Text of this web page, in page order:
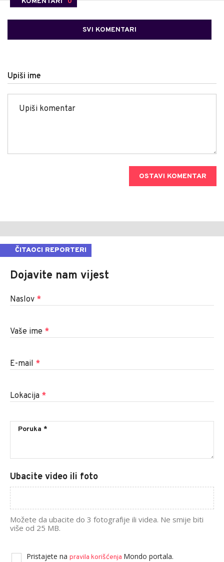
SVI KOMENTARI
Upiši ime
OSTAVI KOMENTAR
ČITAOCI REPORTERI
Dojavite nam vijest
Naslov *
Vaše ime *
E-mail *
Lokacija *
Ubacite video ili foto
Možete da ubacite do 3 fotografije ili videa. Ne smije biti
više od 25 MB.
Pristajete na pravila korišćenja Mondo portala.